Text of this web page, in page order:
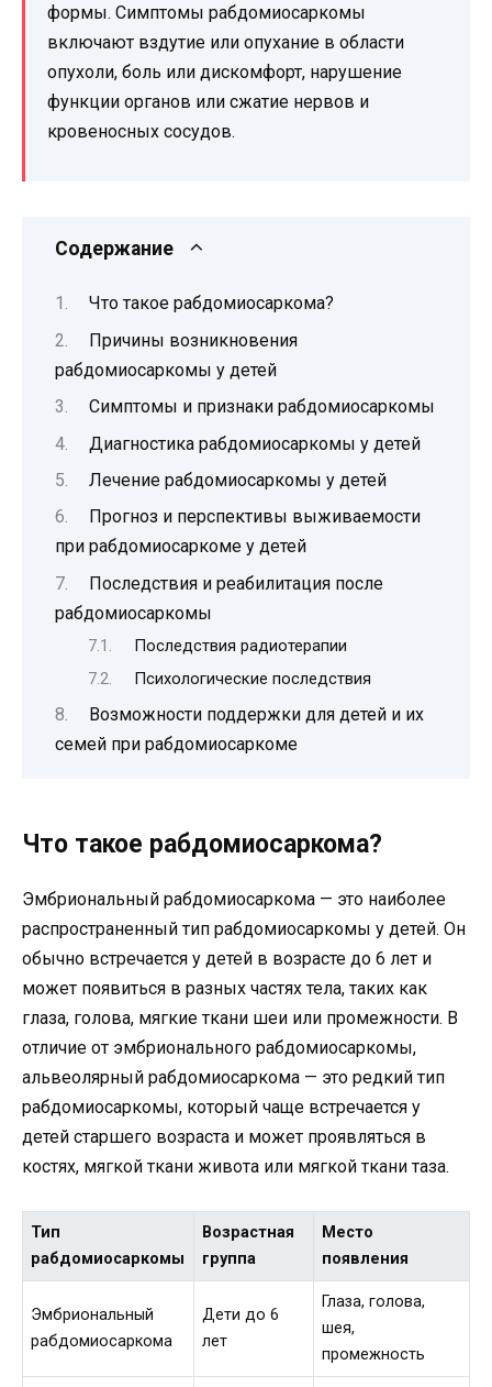
формы. Симптомы рабдомиосаркомы
включают вздутие или опухание в области
опухоли, боль или дискомфорт, нарушение
функции органов или сжатие нервов и
кровеносных сосудов.
Содержание
Что такое рабдомиосаркома?
Причины возникновения
рабдомиосаркомы у детей
Симптомы и признаки рабдомиосаркомы
Диагностика рабдомиосаркомы у детей
Лечение рабдомиосаркомы у детей
Прогноз и перспективы выживаемости
при рабдомиосаркоме у детей
Последствия и реабилитация после
рабдомиосаркомы
Последствия радиотерапии
Психологические последствия
Возможности поддержки для детей и их
семей при рабдомиосаркоме
Что такое рабдомиосаркома?
Эмбриональный рабдомиосаркома — это наиболее
распространенный тип рабдомиосаркомы у детей. Он
обычно встречается у детей в возрасте до 6 лет и
может появиться в разных частях тела, таких как
глаза, голова, мягкие ткани шеи или промежности. В
отличие от эмбрионального рабдомиосаркомы,
альвеолярный рабдомиосаркома — это редкий тип
рабдомиосаркомы, который чаще встречается у
детей старшего возраста и может проявляться в
костях, мягкой ткани живота или мягкой ткани таза.
Тип
рабдомиосаркомы
Возрастная
группа
Место
появления
Эмбриональный
рабдомиосаркома
Дети до 6
лет
Глаза, голова,
шея,
промежность